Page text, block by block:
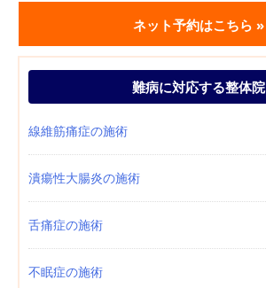
ネット予約はこちら »
難病に対応する整体院
線維筋痛症の施術
潰瘍性大腸炎の施術
舌痛症の施術
不眠症の施術